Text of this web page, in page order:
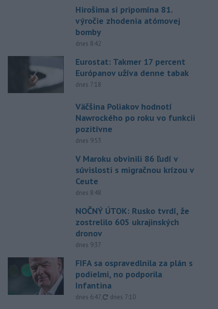
Hirošima si pripomína 81.
výročie zhodenia atómovej
bomby
dnes 8:42
Eurostat: Takmer 17 percent
Európanov užíva denne tabak
dnes 7:18
Väčšina Poliakov hodnotí
Nawrockého po roku vo funkcii
pozitívne
dnes 9:53
V Maroku obvinili 86 ľudí v
súvislosti s migračnou krízou v
Ceute
dnes 8:48
NOČNÝ ÚTOK: Rusko tvrdí, že
zostrelilo 605 ukrajinských
dronov
dnes 9:37
FIFA sa ospravedlnila za plán s
podielmi, no podporila
Infantina
dnes 6:47, aktualizované
dnes 7:10